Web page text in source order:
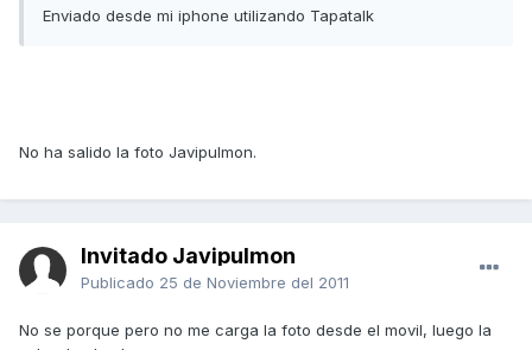
Enviado desde mi iphone utilizando Tapatalk
No ha salido la foto Javipulmon.
Invitado Javipulmon
Publicado 25 de Noviembre del 2011
No se porque pero no me carga la foto desde el movil, luego la